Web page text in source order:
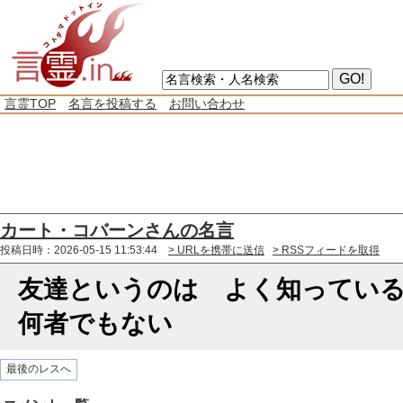
言霊TOP 名言を投稿する お問い合わせ
カート・コバーンさんの名言
投稿日時：2026-05-15 11:53:44 > URLを携帯に送信 > RSSフィードを取得
友達というのは よく知ってい
何者でもない
最後のレスへ